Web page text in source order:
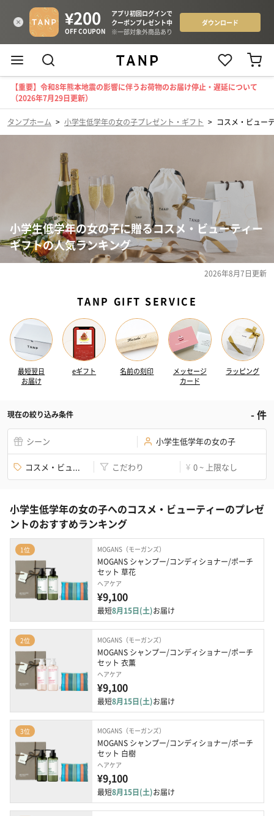
【重要】令和8年熊本地震の影響に伴うお荷物のお届け停止・遅延について
（2026年7月29日更新）
タンプホーム > 小学生低学年の女の子プレゼント・ギフト > コスメ・ビュー
小学生低学年の女の子に贈るコスメ・ビューティー
ギフトの人気ランキング
2026年8月7日更新
TANP GIFT SERVICE
最短翌日
お届け
eギフト 名前の刻印
メッセージ
カード
ラッピング
現在の絞り込み条件 -件
シーン 小学生低学年の女の子
コスメ・ビュ... こだわり ¥ 0 ~ 上限なし
小学生低学年の女の子へのコスメ・ビューティーのプレゼ
ントのおすすめランキング
1位 MOGANS（モーガンズ）
MOGANS シャンプー/コンディショナー/ポーチ
セット 草花
ヘアケア
¥9,100
最短8月15日(土)お届け
2位 MOGANS（モーガンズ）
MOGANS シャンプー/コンディショナー/ポーチ
セット 衣薫
ヘアケア
¥9,100
最短8月15日(土)お届け
3位 MOGANS（モーガンズ）
MOGANS シャンプー/コンディショナー/ポーチ
セット 白樹
ヘアケア
¥9,100
最短8月15日(土)お届け